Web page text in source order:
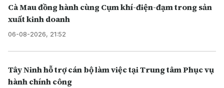
Cà Mau đồng hành cùng Cụm khí-điện-đạm trong sản
xuất kinh doanh
06-08-2026, 21:52
Tây Ninh hỗ trợ cán bộ làm việc tại Trung tâm Phục vụ
hành chính công